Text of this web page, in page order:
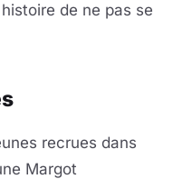
de ne pas se
recrues dans
Margot